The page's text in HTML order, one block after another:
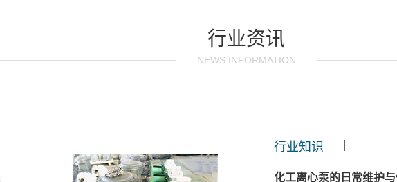
行业资讯
NEWS INFORMATION
行业知识
化工离心泵的日常维护